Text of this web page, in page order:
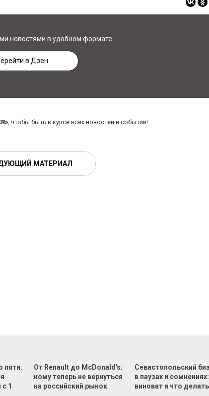
новостями в удобном формате
в Дзен
, чтобы быть в курсе всех новостей и событий!
МАТЕРИАЛ
пяти:
1
От Renault до McDonald's:
кому теперь не вернуться
на российский рынок
Севастопольский
в паузах и
виноват и что